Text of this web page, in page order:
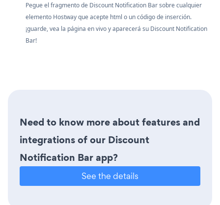
Pegue el fragmento de Discount Notification Bar sobre cualquier
elemento Hostway que acepte html o un código de inserción.
¡guarde, vea la página en vivo y aparecerá su Discount Notification
Bar!
Need to know more about features and
integrations of our Discount
Notification Bar app?
See the details